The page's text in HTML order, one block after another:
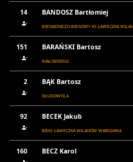
14 BANDOSZ Bartłomiej
BIESIADNICZO-BIEGOWY KS ŁAWECZKA
151 BARAŃSKI Bartosz
BIAŁOBRZEGI
2 BĄK Bartosz
DŁUGOWOLA
92 BECEK Jakub
BBKS ŁAWECZKA WILANÓW WARSZAWA
160 BECZ Karol